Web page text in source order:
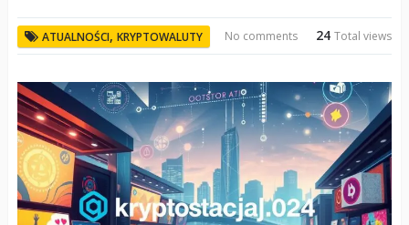
ATUALNOŚCI, KRYPTOWALUTY 24Total views
No comments